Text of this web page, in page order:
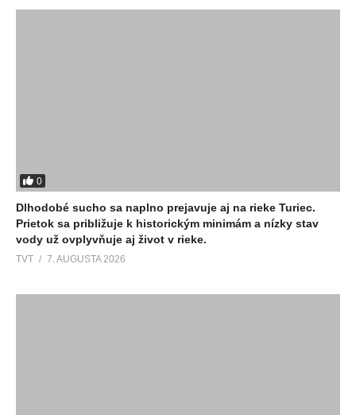
0
Dlhodobé sucho sa naplno prejavuje aj na rieke Turiec.
Prietok sa približuje k historickým minimám a nízky stav
vody už ovplyvňuje aj život v rieke.
TVT 7. AUGUSTA 2026